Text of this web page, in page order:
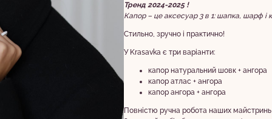
Тренд 2024-2025 !
Капор – це аксесуар 3 в 1: шапка, шарф і
Стильно, зручно і практично!
У Krasavka є три варіанти:
капор натуральний шовк + ангора
капор атлас + ангора
капор ангора + ангора
Повністю ручна робота наших